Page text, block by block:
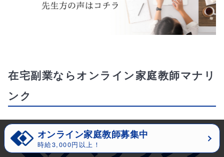
在宅副業ならオンライン家庭教師マナリ
ンク
オンライン家庭教師募集中
時給3,000円以上！